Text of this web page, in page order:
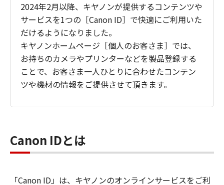
2024年2月以降、キヤノンが提供するコンテンツや
サービスを1つの［Canon ID］で快適にご利用いた
だけるようになりました。
キヤノンホームページ［個人のお客さま］では、
お持ちのカメラやプリンターなどを製品登録する
ことで、お客さま一人ひとりに合わせたコンテン
ツや機材の情報をご提供させて頂きます。
Canon IDとは
「Canon ID」は、キヤノンのオンラインサービスをご利